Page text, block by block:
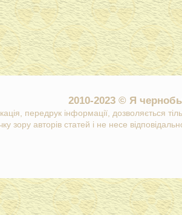
2010-2023 © Я
передрук інформації, дозволяється
зору авторів статей і не несе